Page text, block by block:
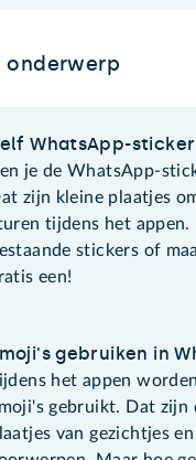
onderwerp
WhatsApp-
je de WhatsApp-
zijn kleine plaatjes
tijdens het appen.
stickers of
een!
gebruiken in
het appen
gebruikt. Dat zijn
van gezichtjes